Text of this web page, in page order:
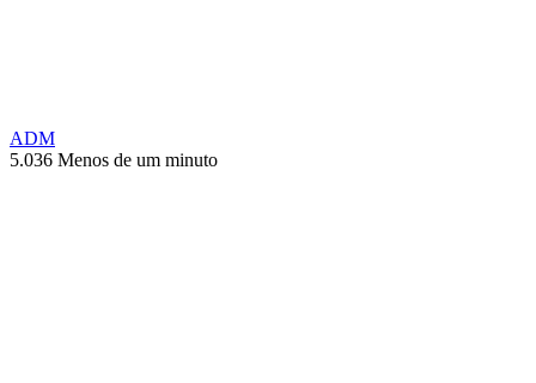
ADM
5.036 Menos de um minuto